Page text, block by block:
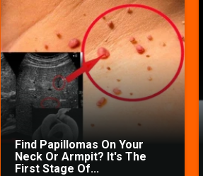
Find Papillomas On Your
Neck Or Armpit? It's The
First Stage Of...